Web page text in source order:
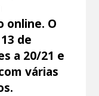
online. O
de
a 20/21 e
várias